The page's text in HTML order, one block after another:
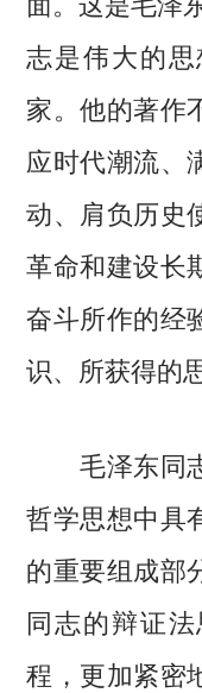
志是伟大的
家。他的著作
应时代潮流、
动、肩负历史
革命和建设长
奋斗所作的经
识、所获得的
毛泽东同志
哲学思想中具
的重要组成部
同志的辩证
程，更加紧密